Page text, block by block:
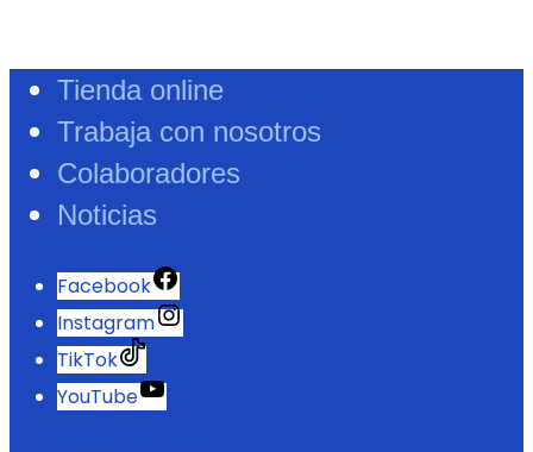
Tienda online
Trabaja con nosotros
Colaboradores
Noticias
Facebook
Instagram
TikTok
YouTube